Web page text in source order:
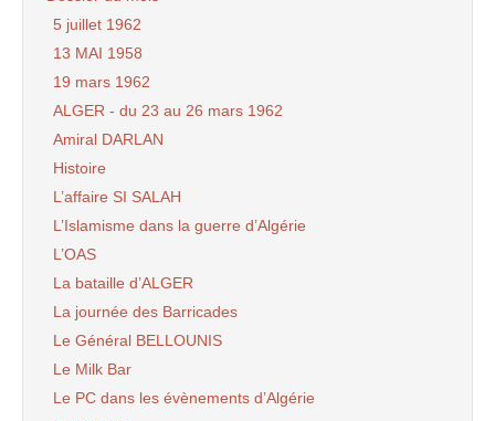
5 juillet 1962
13 MAI 1958
19 mars 1962
ALGER - du 23 au 26 mars 1962
Amiral DARLAN
Histoire
L’affaire SI SALAH
L’Islamisme dans la guerre d’Algérie
L’OAS
La bataille d’ALGER
La journée des Barricades
Le Général BELLOUNIS
Le Milk Bar
Le PC dans les évènements d’Algérie